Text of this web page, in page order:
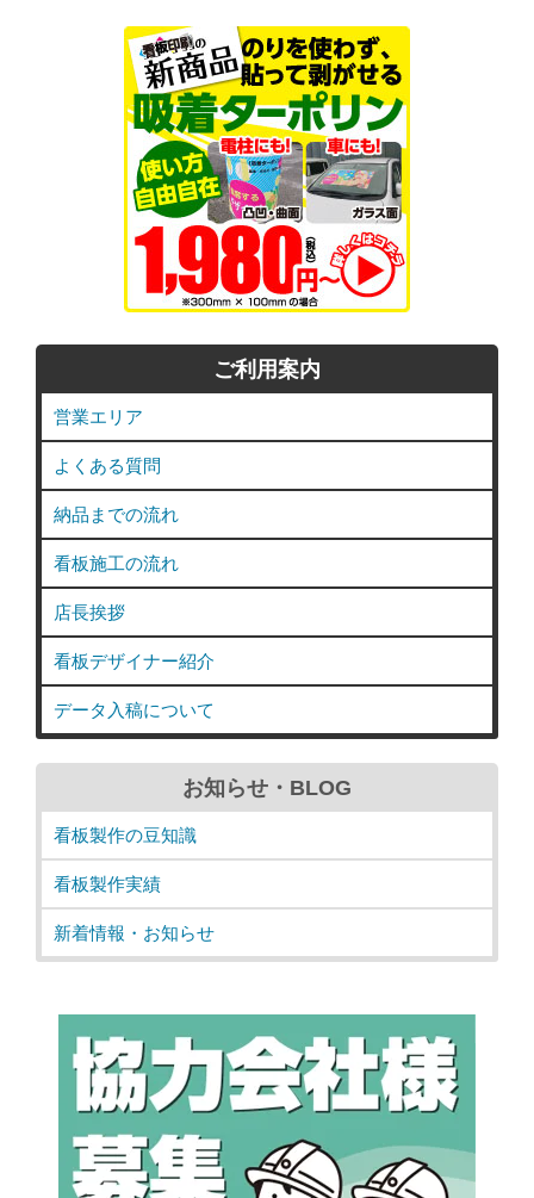
ご利用案内
営業エリア
よくある質問
納品までの流れ
看板施工の流れ
店長挨拶
看板デザイナー紹介
データ入稿について
お知らせ・BLOG
看板製作の豆知識
看板製作実績
新着情報・お知らせ